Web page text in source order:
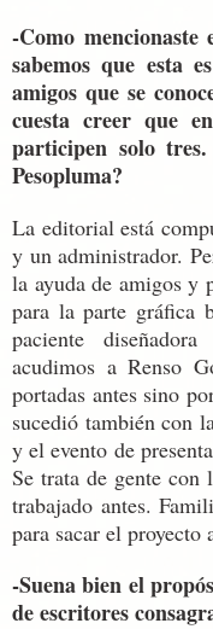
-Como mencionaste
sabemos que esta
amigos que se
cuesta creer que
participen solo
Pesopluma?
La editorial está
y un administrador.
la ayuda de amigos y
para la parte gráfica
paciente
acudimos a Renso
portadas antes sino
sucedió también con
y el evento de
Se trata de gente con
trabajado antes.
para sacar el proyecto
-Suena bien el
de escritores